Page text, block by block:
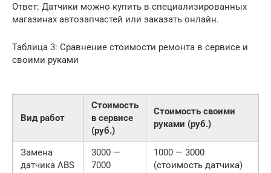
Ответ: Датчики можно купить в специализированных
магазинах автозапчастей или заказать онлайн.
Таблица 3: Сравнение стоимости ремонта в сервисе и
своими руками
Вид работ
Стоимость
в сервисе
(руб.)
Стоимость своими
руками (руб.)
Замена
датчика ABS
3000 —
7000
1000 — 3000
(стоимость датчика)